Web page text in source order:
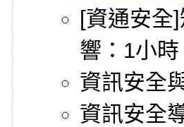
[資通安全
響：1小時
資訊安全
資訊安全